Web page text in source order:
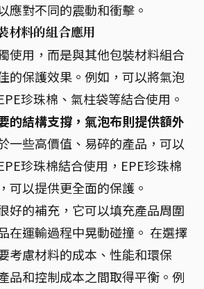
應對不同的震動和衝擊。
材料的組合應用
使用，而是與其他包裝材料組合
的保護效果。例如，可以將氣泡
珍珠棉、氣柱袋等結合使用。
的結構支撐，氣泡布則提供額外
一些高價值、易碎的產品，可以
珍珠棉結合使用，EPE珍珠棉
可以提供更全面的保護。
好的補充，它可以填充產品周圍
在運輸過程中晃動碰撞。 在選擇
考慮材料的成本、性能和環保
品和控制成本之間取得平衡。例